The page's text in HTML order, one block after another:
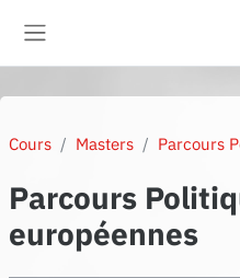
Cours Masters Parcours
Parcours
européennes